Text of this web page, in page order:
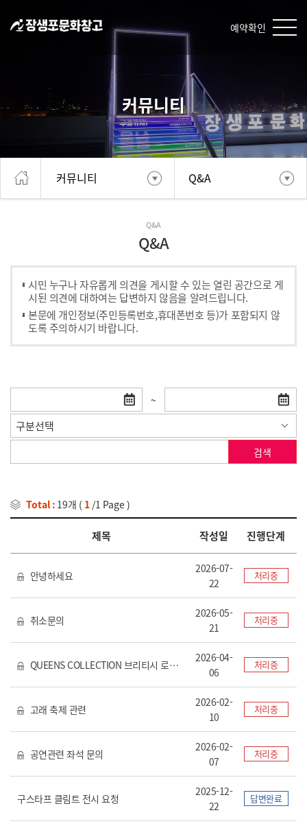
예약확인
커뮤니티
커뮤니티 Q&A
Q&A
Q&A
시민 누구나 자유롭게 의견을 게시할 수 있는 열린 공간으로 게
시된 의견에 대하여는 답변하지 않음을 알려드립니다.
본문에 개인정보(주민등록번호,휴대폰번호 등)가 포함되지 않
도록 주의하시기 바랍니다.
~
검색
Total : 19개 ( 1 /1 Page )
제목 작성일 진행단계
안녕하세요
2026-07-
22
처리중
취소문의
2026-05-
21
처리중
QUEENS COLLECTION 브리티시 로열 특별전 관련 요청
2026-04-
06
처리중
고래 축제 관련
2026-02-
10
처리중
공연관련 좌석 문의
2026-02-
07
처리중
구스타프 클림트 전시 요청
2025-12-
22
답변완료